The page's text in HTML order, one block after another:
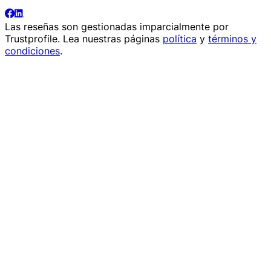
Las reseñas son gestionadas imparcialmente por
Trustprofile. Lea nuestras páginas política y términos y
condiciones.